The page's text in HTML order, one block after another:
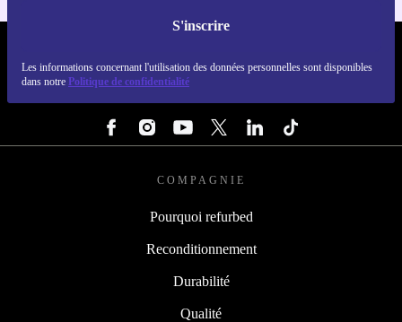
S'inscrire
Les informations concernant l'utilisation des données personnelles sont disponibles
dans notre Politique de confidentialité
COMPAGNIE
Pourquoi refurbed
Reconditionnement
Durabilité
Qualité